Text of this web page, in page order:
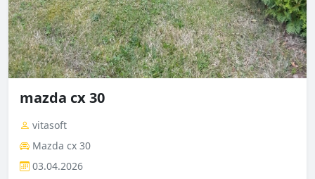
mazda cx 30
vitasoft
Mazda cx 30
03.04.2026